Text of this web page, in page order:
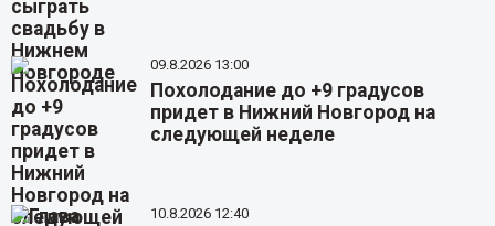
09.8.2026 13:00
Похолодание до +9 градусов
придет в Нижний Новгород на
следующей неделе
10.8.2026 12:40